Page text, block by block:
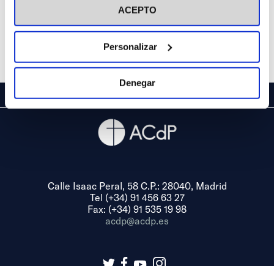
ACEPTO
Personalizar
Denegar
Calle Isaac Peral, 58 C.P.: 28040, Madrid
Tel (+34) 91 456 63 27
Fax: (+34) 91 535 19 98
acdp@acdp.es